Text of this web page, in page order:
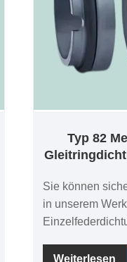
Typ 82
Sie können
in unserem
Weiterlesen